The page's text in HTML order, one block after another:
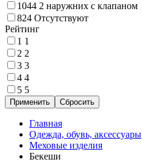
1044 2 наружних с клапаном
824 Отсутствуют
Рейтинг
1 1
2 2
3 3
4 4
5 5
Главная
Одежда, обувь, аксессуары
Меховые изделия
Бекеши